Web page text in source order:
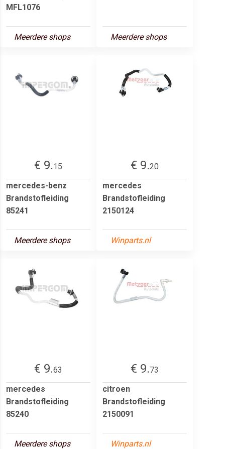
MFL1076
Meerdere shops Meerdere shops
€ 9.15
mercedes-benz
Brandstofleiding
85241
Meerdere shops
€ 9.20
mercedes
Brandstofleiding
2150124
Winparts.nl
€ 9.63
mercedes
Brandstofleiding
85240
Meerdere shops
€ 9.73
citroen
Brandstofleiding
2150091
Winparts.nl